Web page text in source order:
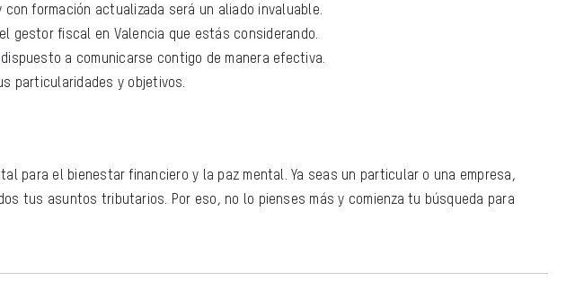
formación actualizada será un aliado invaluable.
gestor fiscal en Valencia que estás considerando.
a comunicarse contigo de manera efectiva.
particularidades y objetivos.
para el bienestar financiero y la paz mental. Ya seas un particular o una empresa,
tus asuntos tributarios. Por eso, no lo pienses más y comienza tu búsqueda para